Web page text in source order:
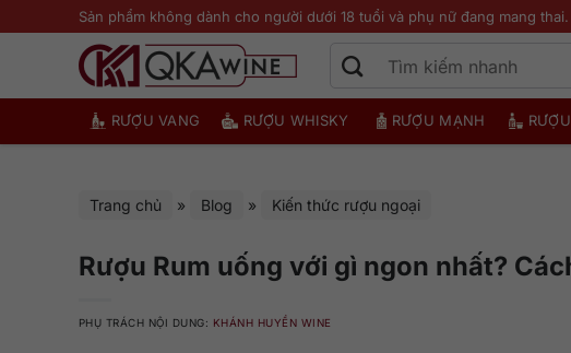
qua
Sản phẩm không dành cho người dưới 18 tuổi và phụ nữ đang mang thai.
RƯỢU VANG RƯỢU WHISKY RƯỢU MẠNH
Trang chủ » Blog » Kiến thức rượu ngoại
Rượu Rum uống với gì ngon nhất?
PHỤ TRÁCH NỘI DUNG: KHÁNH HUYỀN WINE